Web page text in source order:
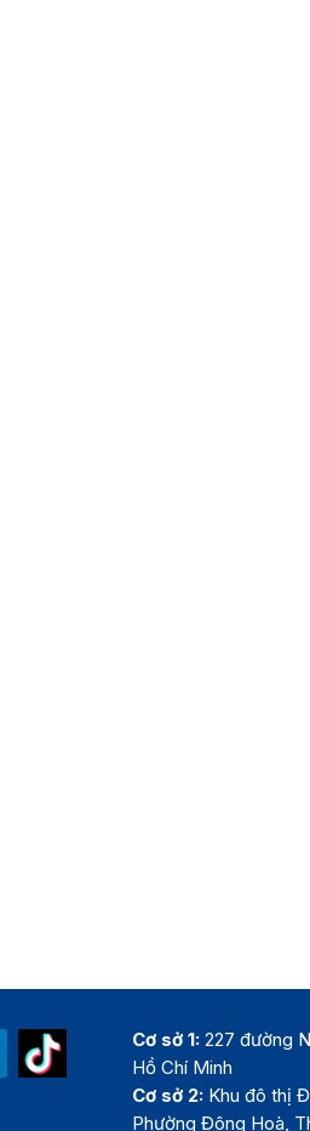
Cơ sở 1: 227 đường
Hồ Chí Minh
Cơ sở 2: Khu đô thị
Phường Đông Hoà,